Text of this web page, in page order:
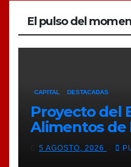
El pulso del
CAPITAL DESTACADAS
Proyecto del
Alimentos de
Tlaxcala
coordinado
5 AGOSTO, 2026